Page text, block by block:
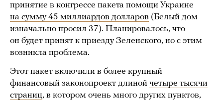
принятие в конгрессе пакета помощи Украине
на сумму 45 миллиардов долларов (Белый дом
изначально просил 37). Планировалось, что
он будет принят к приезду Зеленского, но с этим
возникла проблема.
Этот пакет включили в более крупный
финансовый законопроект длиной четыре тысячи
страниц, в котором очень много других пунктов,